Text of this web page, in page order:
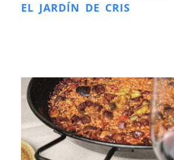
EL JARDÍN DE CRIS